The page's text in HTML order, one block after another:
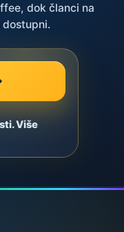
dok članci na
dostupni.
Više